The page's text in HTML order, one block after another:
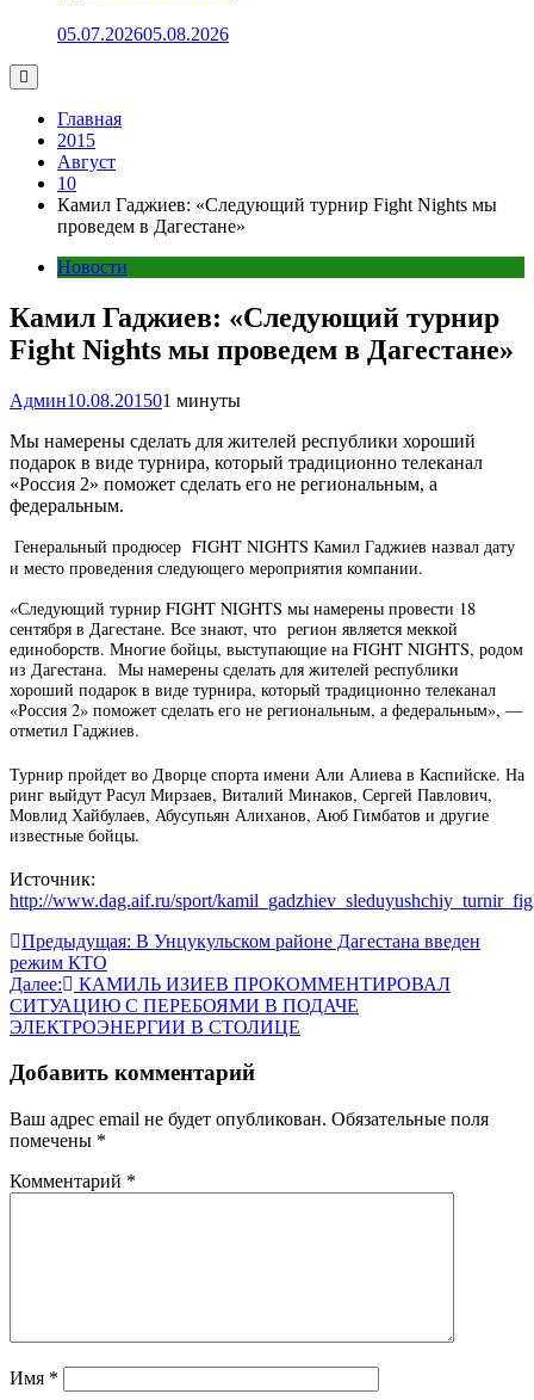
05.07.202605.08.2026
Главная
2015
Август
10
Камил Гаджиев: «Следующий турнир Fight Nights мы
проведем в Дагестане»
Новости
Камил Гаджиев: «Следующий турнир
Fight Nights мы проведем в Дагестане»
Админ10.08.201501 минуты
Мы намерены сделать для жителей республики хороший
подарок в виде турнира, который традиционно телеканал
«Россия 2» поможет сделать его не региональным, а
федеральным.
Генеральный продюсер FIGHT NIGHTS Камил Гаджиев назвал дату
и место проведения следующего мероприятия компании.
«Следующий турнир FIGHT NIGHTS мы намерены провести 18
сентября в Дагестане. Все знают, что регион является меккой
единоборств. Многие бойцы, выступающие на FIGHT NIGHTS, родом
из Дагестана. Мы намерены сделать для жителей республики
хороший подарок в виде турнира, который традиционно телеканал
«Россия 2» поможет сделать его не региональным, а федеральным», —
отметил Гаджиев.
Турнир пройдет во Дворце спорта имени Али Алиева в Каспийске. На
ринг выйдут Расул Мирзаев, Виталий Минаков, Сергей Павлович,
Мовлид Хайбулаев, Абусупьян Алиханов, Аюб Гимбатов и другие
известные бойцы.
Источник:
http://www.dag.aif.ru/sport/
Навигация
по
записям
Предыдущая: В Унцукульском районе Дагестана введен
режим КТО
Далее:
КАМИЛЬ ИЗИЕВ ПРОКОММЕНТИРОВАЛ
СИТУАЦИЮ С ПЕРЕБОЯМИ В ПОДАЧЕ
ЭЛЕКТРОЭНЕРГИИ В СТОЛИЦЕ
Добавить комментарий
Ваш адрес email не будет опубликован. Обязательные поля
помечены *
Комментарий *
Имя *